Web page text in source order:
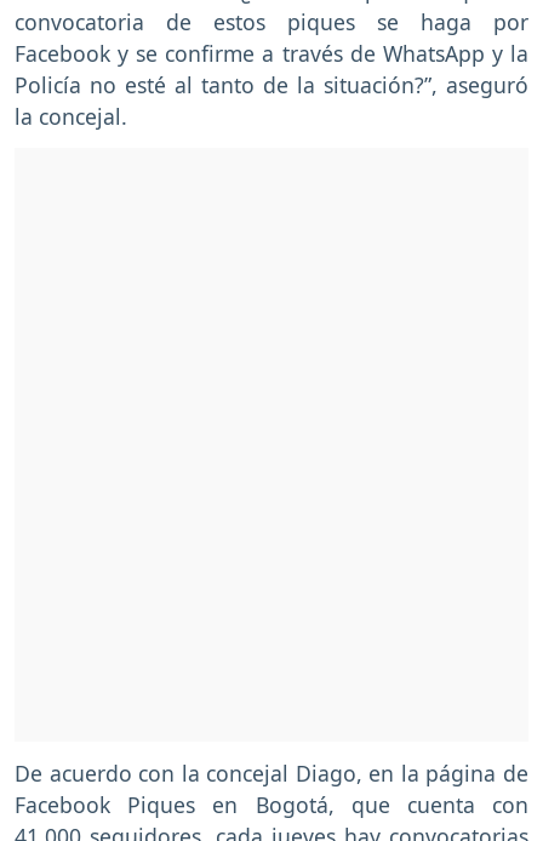
convocatoria de estos piques se haga por
Facebook y se confirme a través de WhatsApp y la
Policía no esté al tanto de la situación?”, aseguró
la concejal.
De acuerdo con la concejal Diago, en la página de
Facebook Piques en Bogotá, que cuenta con